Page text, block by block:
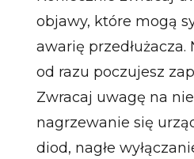
objawy, które mogą
awarię przedłużacza.
od razu poczujesz
Zwracaj uwagę na
nagrzewanie się
diod, nagłe